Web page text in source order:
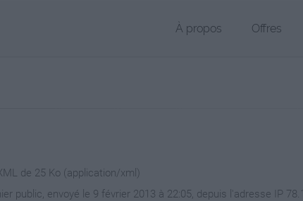
À propos Offres
de 25 Ko (application/xml)
public, envoyé le 9 février 2013 à 22:05, depuis l'adresse IP